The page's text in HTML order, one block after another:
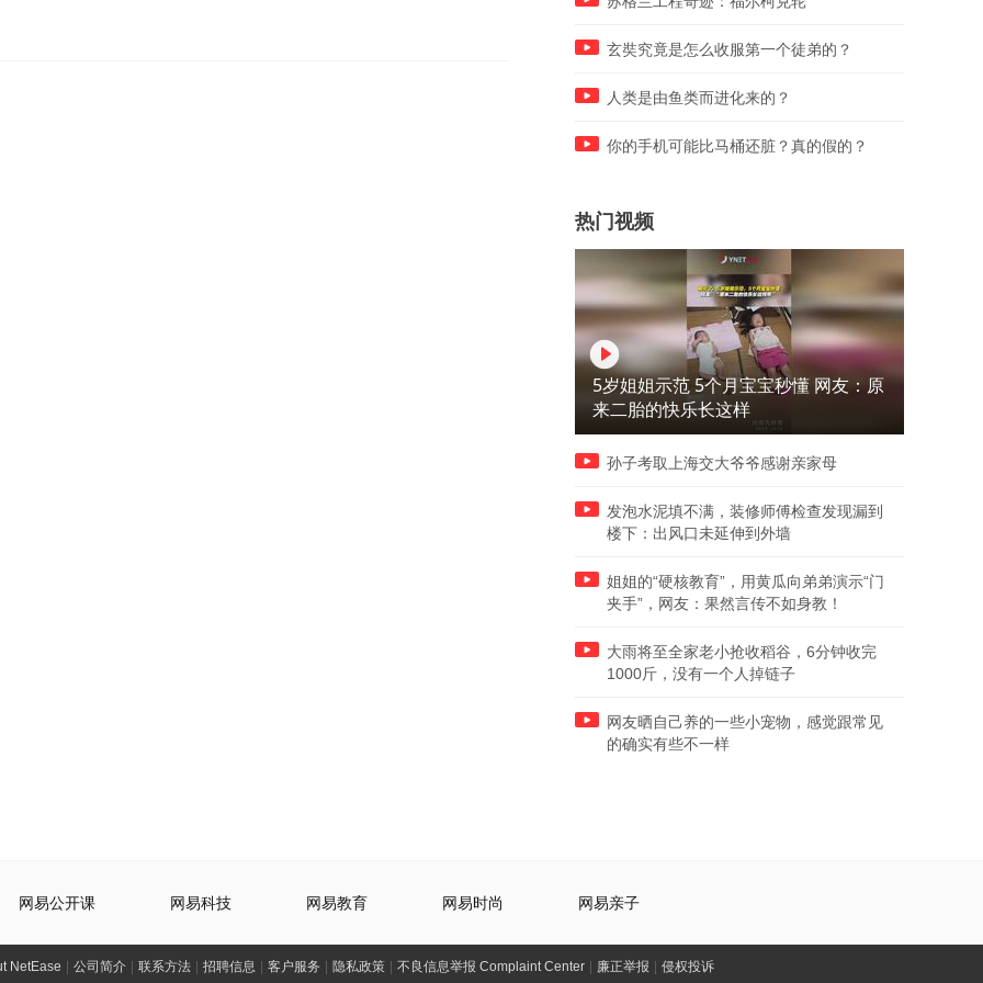
玄奘究竟是怎么收服第一个徒弟的？
人类是由鱼类而进化来的？
你的手机可能比马桶还脏？真的假的？
热门视频
5岁姐姐示范 5个月宝宝秒懂 网友：原
来二胎的快乐长这样
孙子考取上海交大爷爷感谢亲家母
发泡水泥填不满，装修师傅检查发现漏到
楼下：出风口未延伸到外墙
姐姐的“硬核教育”，用黄瓜向弟弟演示“门
夹手”，网友：果然言传不如身教！
大雨将至全家老小抢收稻谷，6分钟收完
1000斤，没有一个人掉链子
网友晒自己养的一些小宠物，感觉跟常见
的确实有些不一样
网易公开课 网易科技 网易教育 网易时尚 网易亲子
NetEase 公司简介 联系方法 招聘信息 客户服务 隐私政策 不良信息举报 Complaint Center 廉正举报 侵权投诉